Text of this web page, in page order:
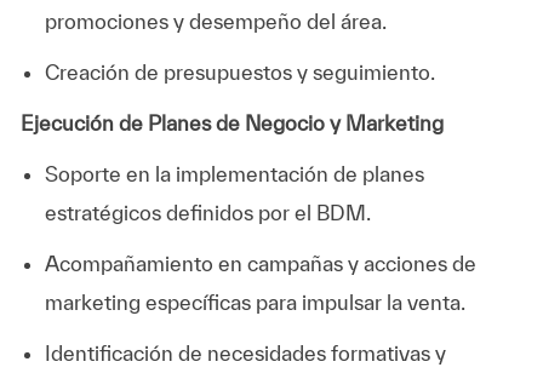
promociones y desempeño del área.
Creación de presupuestos y seguimiento.
Ejecución de Planes de Negocio y Marketing
Soporte en la implementación de planes
estratégicos definidos por el BDM.
Acompañamiento en campañas y acciones de
marketing específicas para impulsar la venta.
Identificación de necesidades formativas y